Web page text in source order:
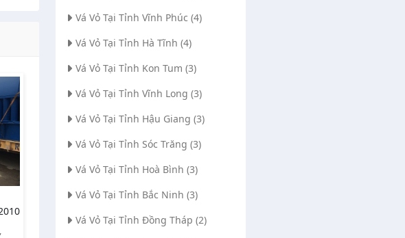
Vá Vỏ Tại Tỉnh Vĩnh Phúc (4)
Vá Vỏ Tại Tỉnh Hà Tĩnh (4)
Vá Vỏ Tại Tỉnh Kon Tum (3)
Vá Vỏ Tại Tỉnh Vĩnh Long (3)
Vá Vỏ Tại Tỉnh Hậu Giang (3)
Vá Vỏ Tại Tỉnh Sóc Trăng (3)
Vá Vỏ Tại Tỉnh Hoà Bình (3)
Vá Vỏ Tại Tỉnh Bắc Ninh (3)
Vá Vỏ Tại Tỉnh Đồng Tháp (2)